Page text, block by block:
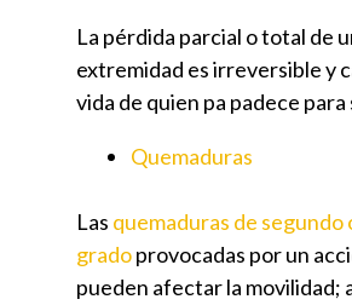
La pérdida parcial o total de
extremidad es irreversible y
vida de quien pa padece para
Quemaduras
Las quemaduras de
gradoprovocadas por un
pueden afectar la movilidad;